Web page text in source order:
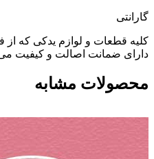
گارانتی
کلیه قطعات و لوازم یدکی که از
دارای ضمانت اصالت و کیفیت
محصولات مشابه